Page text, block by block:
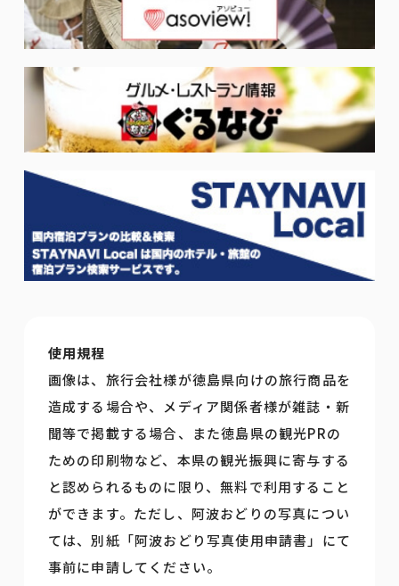
使用規程
画像は、旅行会社様が徳島県向けの旅行商品を
造成する場合や、メディア関係者様が雑誌・新
聞等で掲載する場合、また徳島県の観光PRの
ための印刷物など、本県の観光振興に寄与する
と認められるものに限り、無料で利用すること
ができます。ただし、阿波おどりの写真につい
ては、別紙「阿波おどり写真使用申請書」にて
事前に申請してください。